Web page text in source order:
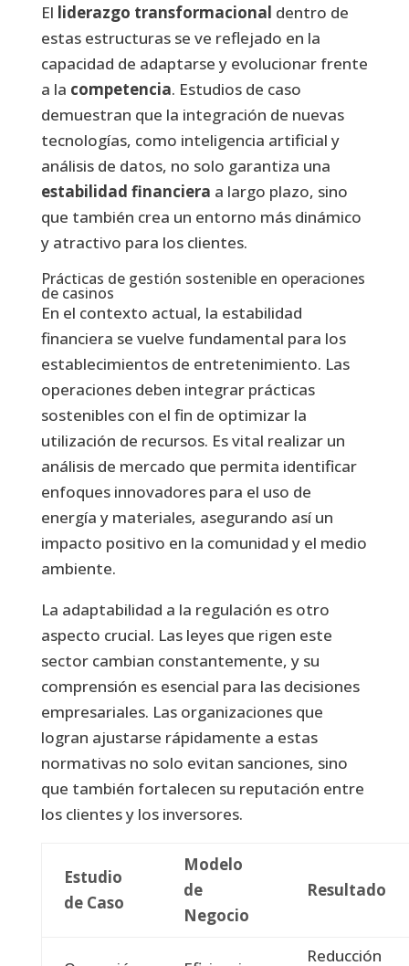
El liderazgo transformacional dentro de
estas estructuras se ve reflejado en la
capacidad de adaptarse y evolucionar frente
a la competencia. Estudios de caso
demuestran que la integración de nuevas
tecnologías, como inteligencia artificial y
análisis de datos, no solo garantiza una
estabilidad financiera a largo plazo, sino
que también crea un entorno más dinámico
y atractivo para los clientes.
Prácticas de gestión sostenible en operaciones
de casinos
En el contexto actual, la estabilidad
financiera se vuelve fundamental para los
establecimientos de entretenimiento. Las
operaciones deben integrar prácticas
sostenibles con el fin de optimizar la
utilización de recursos. Es vital realizar un
análisis de mercado que permita identificar
enfoques innovadores para el uso de
energía y materiales, asegurando así un
impacto positivo en la comunidad y el medio
ambiente.
La adaptabilidad a la regulación es otro
aspecto crucial. Las leyes que rigen este
sector cambian constantemente, y su
comprensión es esencial para las decisiones
empresariales. Las organizaciones que
logran ajustarse rápidamente a estas
normativas no solo evitan sanciones, sino
que también fortalecen su reputación entre
los clientes y los inversores.
Estudio
de Caso
Modelo
de
Negocio
Resultado
Reducción